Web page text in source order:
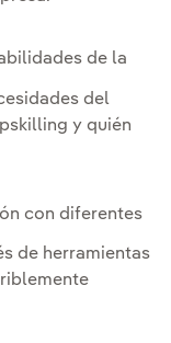
de la
del
y quién
con diferentes
de herramientas